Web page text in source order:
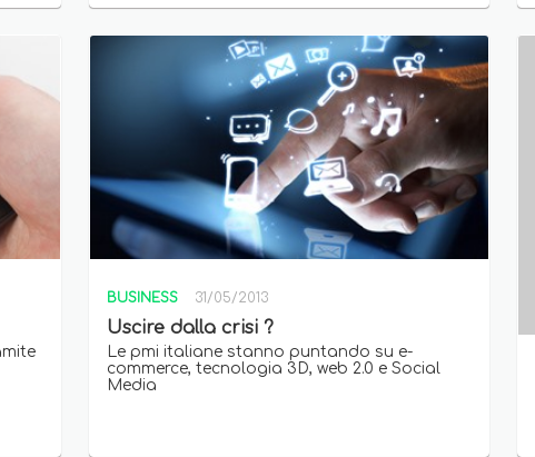
BUSINESS 31/05/2013
Uscire dalla crisi ?
Le pmi italiane stanno puntando su e-
commerce, tecnologia 3D, web 2.0 e Social
Media